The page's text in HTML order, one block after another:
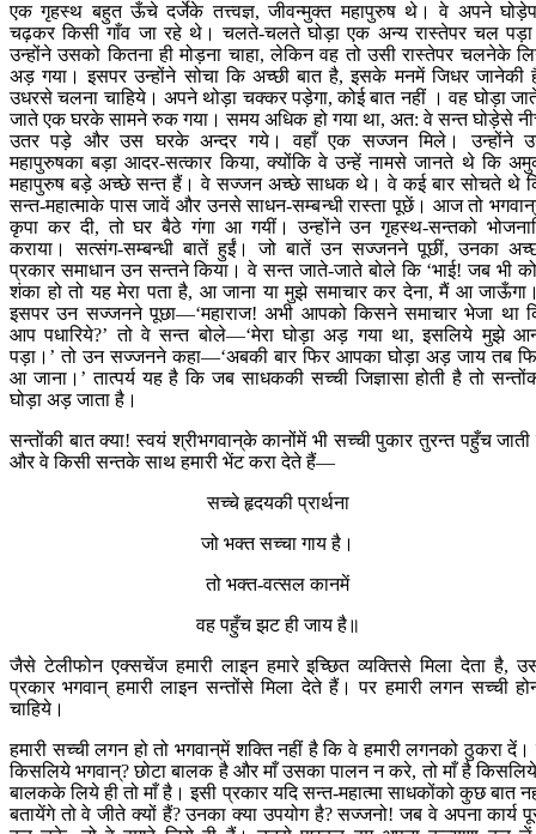
एक गृहस्थ बहुत ऊँचे दर्जेके तत्त्वज्ञ, जीवन्मुक्त महापुरुष थे। वे अपने
चढ़कर किसी गाँव जा रहे थे। चलते-चलते घोड़ा एक अन्य रास्तेपर चल
उन्होंने उसको कितना ही मोड़ना चाहा, लेकिन वह तो उसी रास्तेपर चलनेके
अड़ गया। इसपर उन्होंने सोचा कि अच्छी बात है, इसके मनमें जिधर जानेकी
उधरसे चलना चाहिये। अपने थोड़ा चक्‍कर पड़ेगा, कोई बात नहीं । वह घोड़ा
जाते एक घरके सामने रुक गया। समय अधिक हो गया था, अत: वे सन्त घोड़ेसे
उतर पड़े और उस घरके अन्दर गये। वहाँ एक सज्जन मिले। उन्होंने
महापुरुषका बड़ा आदर-सत्कार किया, क्योंकि वे उन्हें नामसे जानते थे कि
महापुरुष बड़े अच्छे सन्त हैं। वे सज्जन अच्छे साधक थे। वे कई बार सोचते थे
सन्त-महात्माके पास जावें और उनसे साधन-सम्बन्धी रास्ता पूछें। आज तो
कृपा कर दी, तो घर बैठे गंगा आ गयीं। उन्होंने उन गृहस्थ-सन्तको
कराया। सत्संग-सम्बन्धी बातें हुईं। जो बातें उन सज्जनने पूछीं, उनका
प्रकार समाधान उन सन्तने किया। वे सन्त जाते-जाते बोले कि ‘भाई! जब भी
शंका हो तो यह मेरा पता है, आ जाना या मुझे समाचार कर देना, मैं आ
इसपर उन सज्जनने पूछा—‘महाराज! अभी आपको किसने समाचार भेजा था
आप पधारिये?’ तो वे सन्त बोले—‘मेरा घोड़ा अड़ गया था, इसलिये मुझे
पड़ा।’ तो उन सज्जनने कहा—‘अबकी बार फिर आपका घोड़ा अड़ जाय तब
आ जाना।’ तात्पर्य यह है कि जब साधककी सच्ची जिज्ञासा होती है तो
घोड़ा अड़ जाता है।
सन्तोंकी बात क्या! स्वयं श्रीभगवान‍्के कानोंमें भी सच्ची पुकार तुरन्त पहुँच जाती
और वे किसी सन्तके साथ हमारी भेंट करा देते हैं—
सच्चे हृदयकी प्रार्थना
जो भक्त सच्चा गाय है।
तो भक्त-वत्सल कानमें
वह पहुँच झट ही जाय है॥
जैसे टेलीफोन एक्सचेंज हमारी लाइन हमारे इच्छित व्यक्तिसे मिला देता है,
प्रकार भगवान् हमारी लाइन सन्तोंसे मिला देते हैं। पर हमारी लगन सच्ची
चाहिये।
हमारी सच्ची लगन हो तो भगवान‍्में शक्ति नहीं है कि वे हमारी लगनको ठुकरा दें।
किसलिये भगवान्? छोटा बालक है और माँ उसका पालन न करे, तो माँ है
बालकके लिये ही तो माँ है। इसी प्रकार यदि सन्त-महात्मा साधकोंको कुछ बात
बतायेंगे तो वे जीते क्यों हैं? उनका क्या उपयोग है? सज्जनो! जब वे अपना कार्य